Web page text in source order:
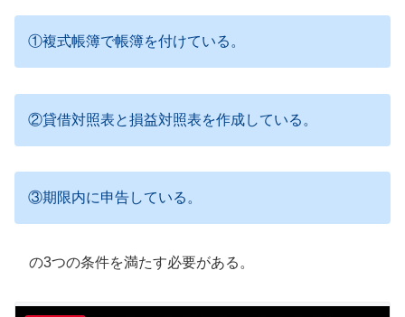
①複式帳簿で帳簿を付けている。
②貸借対照表と損益対照表を作成している。
③期限内に申告している。
の3つの条件を満たす必要がある。